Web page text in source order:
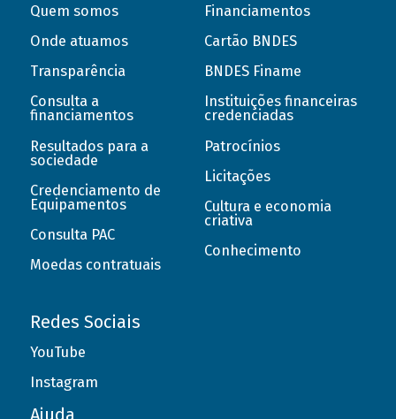
Quem somos
Onde atuamos
Transparência
Consulta a
financiamentos
Resultados para a
sociedade
Credenciamento de
Equipamentos
Consulta PAC
Moedas contratuais
Financiamentos
Cartão BNDES
BNDES Finame
Instituições financeiras
credenciadas
Patrocínios
Licitações
Cultura e economia
criativa
Conhecimento
Redes Sociais
YouTube
Instagram
Ajuda